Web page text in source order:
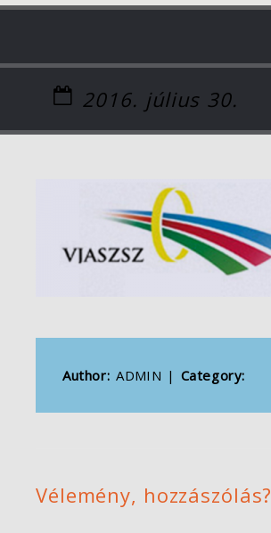
2016. július 30.
Author:ADMIN | Category:
Vélemény, hozzászólás?